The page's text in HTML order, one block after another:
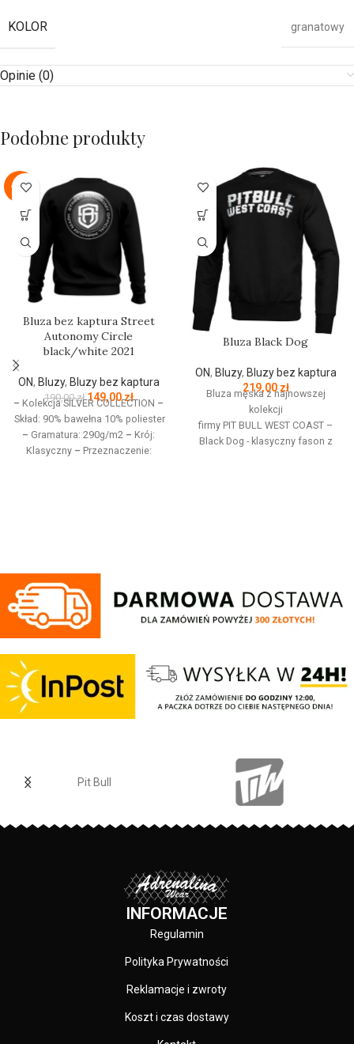
KOLOR granatowy
Opinie (0)
Podobne produkty
-22%
Bluza bez kaptura Street
Autonomy Circle
black/white 2021
ON, Bluzy, Bluzy bez kaptura
190,00zł 149,00zł
– Kolekcja SILVER COLLECTION –
Skład: 90% bawełna 10% poliester
– Gramatura: 290g/m2 – Krój:
Klasyczny – Przeznaczenie:
Bluza Black Dog
ON, Bluzy, Bluzy bez kaptura
219,00 zł
Bluza męska z najnowszej
kolekcji
firmy PIT BULL WEST COAST –
Black Dog - klasyczny fason z
posiadają otwory na kciuk - od
wewnętrznej strony lamówka przy
Bull - duży nadruk na plecach oraz
mniejszy na klatce piersiowej -
wszystkie nadruki wykonane są
trwałe - skład materiału: 80%
bawełna / 20% poliester
PRODUCENT:
Pit Bull
INFORMACJE
Regulamin
Polityka Prywatności
Reklamacje i zwroty
Koszt i czas dostawy